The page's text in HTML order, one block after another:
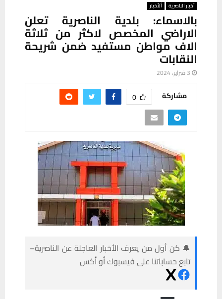
أخبار الناصرية ألأخبار
بالاسماء: بلدية الناصرية تعلن
الاراضي المخصص لاكثر من ثلاثة
الاف مواطن مستفيد ضمن شريحة
النقابات
3 فبراير، 2024
مشاركة 0
🔔 كن أول من يعرف الأخبار العاجلة عن الناصرية–
تابع حساباتنا على فيسبوك أو أكس